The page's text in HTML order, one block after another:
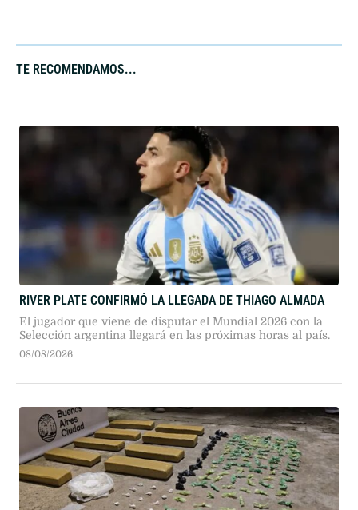
TE RECOMENDAMOS...
RIVER PLATE CONFIRMÓ LA LLEGADA DE THIAGO ALMADA
El jugador que viene de disputar el Mundial 2026 con la
Selección argentina llegará en las próximas horas al país.
08/08/2026